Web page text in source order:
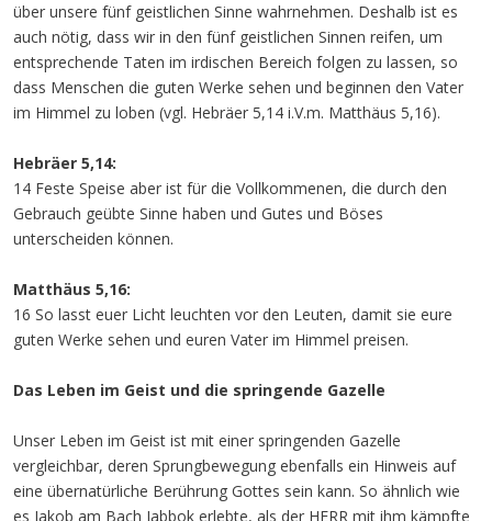
über unsere fünf geistlichen Sinne wahrnehmen. Deshalb ist es
auch nötig, dass wir in den fünf geistlichen Sinnen reifen, um
entsprechende Taten im irdischen Bereich folgen zu lassen, so
dass Menschen die guten Werke sehen und beginnen den Vater
im Himmel zu loben (vgl. Hebräer 5,14 i.V.m. Matthäus 5,16).
Hebräer 5,14:
14 Feste Speise aber ist für die Vollkommenen, die durch den
Gebrauch geübte Sinne haben und Gutes und Böses
unterscheiden können.
Matthäus 5,16:
16 So lasst euer Licht leuchten vor den Leuten, damit sie eure
guten Werke sehen und euren Vater im Himmel preisen.
Das Leben im Geist und die springende Gazelle
Unser Leben im Geist ist mit einer springenden Gazelle
vergleichbar, deren Sprungbewegung ebenfalls ein Hinweis auf
eine übernatürliche Berührung Gottes sein kann. So ähnlich wie
es Jakob am Bach Jabbok erlebte, als der HERR mit ihm kämpfte